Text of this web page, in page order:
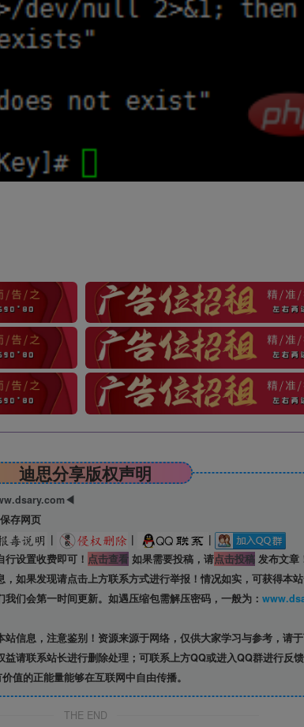
迪思分享版权声明
存网页
| |
|
设置收费即可！ 点击查看如果需要投稿，请点击投稿发布文章
如果发现请点击上方联系方式进行举报！情况如实，可获得本
们会第一时间更新。如遇压缩包需解压密码，一般为：
站信息，注意鉴别！资源来源于网络，仅供大家学习与参考，请
请联系站长进行删除处理；可联系上方QQ或进入QQ群进行反馈
值的正能量能够在互联网中自由传播。
THE END